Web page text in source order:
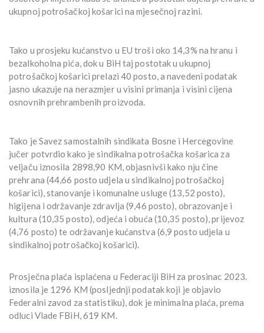
ukupnoj potrošačkoj košarici na mjesečnoj razini.
Tako u prosjeku kućanstvo u EU troši oko 14,3% na hranu i
bezalkoholna pića, dok u BiH taj postotak u ukupnoj
potrošačkoj košarici prelazi 40 posto, a navedeni podatak
jasno ukazuje na nerazmjer u visini primanja i visini cijena
osnovnih prehrambenih proizvoda.
Tako je Savez samostalnih sindikata Bosne i Hercegovine
jučer potvrdio kako je sindikalna potrošačka košarica za
veljaču iznosila 2898,90 KM, objasnivši kako nju čine
prehrana (44,66 posto udjela u sindikalnoj potrošačkoj
košarici), stanovanje i komunalne usluge (13,52 posto),
higijena i održavanje zdravlja (9,46 posto), obrazovanje i
kultura (10,35 posto), odjeća i obuća (10,35 posto), prijevoz
(4,76 posto) te održavanje kućanstva (6,9 posto udjela u
sindikalnoj potrošačkoj košarici).
Prosječna plaća isplaćena u Federaciji BiH za prosinac 2023.
iznosila je 1296 KM (posljednji podatak koji je objavio
Federalni zavod za statistiku), dok je minimalna plaća, prema
odluci Vlade FBiH, 619 KM.